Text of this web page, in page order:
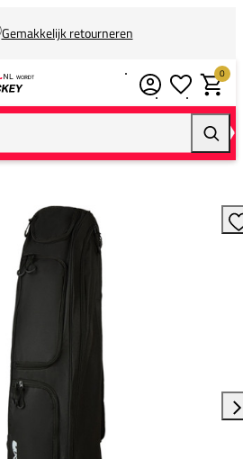
Gemakkelijk retourneren
0